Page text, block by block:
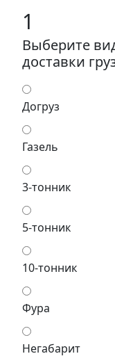
1
Выберите
доставки
Догруз
Газель
3-тонник
5-тонник
10-тонник
Фура
Негабарит